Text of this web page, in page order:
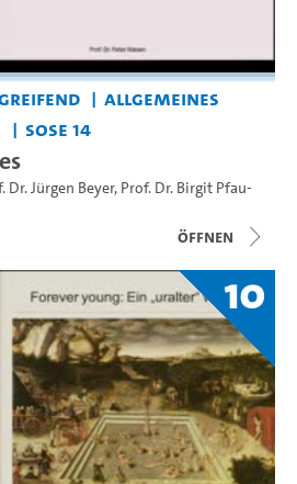
Allgemeines
SoSe 14
Dr. Jürgen Beyer, Prof. Dr. Birgit Pfau-
Öffnen
10